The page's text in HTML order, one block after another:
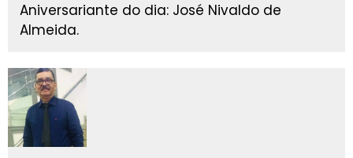
Aniversariante do dia: José Nivaldo de
Almeida.